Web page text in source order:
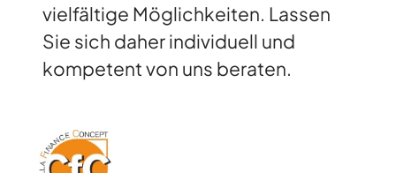
vielfältige Möglichkeiten. Lassen
Sie sich daher individuell und
kompetent von uns beraten.